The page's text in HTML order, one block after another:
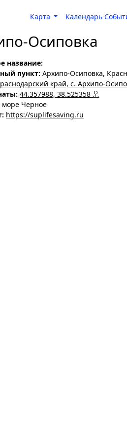
Карта Календарь
Осиповка
название:
пункт: Архипо-Осиповка,
край, с. Архипо-
44.357988, 38.525358
море Черное
https://suplifesaving.ru